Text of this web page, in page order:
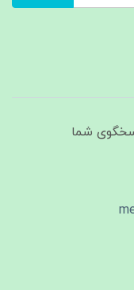
پاسخگوی شما